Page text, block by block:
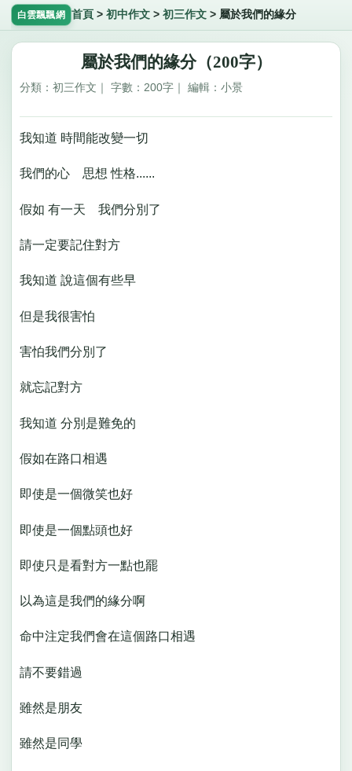
白雲飄飄網 首頁 > 初中作文> 初三作文> 屬於我們的緣分
屬於我們的緣分（200字）
分類：初三作文｜ 字數：200字｜ 編輯：小景
我知道 時間能改變一切
我們的心 思想 性格......
假如 有一天 我們分別了
請一定要記住對方
我知道 說這個有些早
但是我很害怕
害怕我們分別了
就忘記對方
我知道 分別是難免的
假如在路口相遇
即使是一個微笑也好
即使是一個點頭也好
即使只是看對方一點也罷
以為這是我們的緣分啊
命中注定我們會在這個路口相遇
請不要錯過
雖然是朋友
雖然是同學